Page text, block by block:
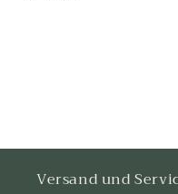
Versand und